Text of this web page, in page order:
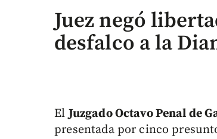
Juez negó
desfalco a la
ElJuzgado Octavo Penal de
presentada por cinco